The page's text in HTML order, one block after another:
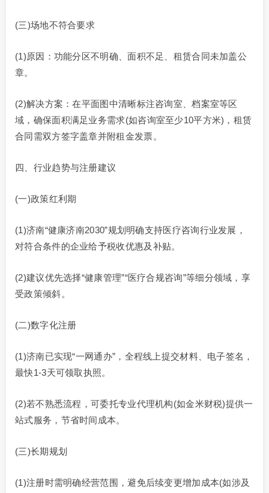
(三)场地不符合要求
(1)原因：功能分区不明确、面积不足、租赁合同未加盖公
章。
(2)解决方案：在平面图中清晰标注咨询室、档案室等区
域，确保面积满足业务需求(如咨询室至少10平方米)，租赁
合同需双方签字盖章并附租金发票。
四、行业趋势与注册建议
(一)政策红利期
(1)济南“健康济南2030”规划明确支持医疗咨询行业发展，
对符合条件的企业给予税收优惠及补贴。
(2)建议优先选择“健康管理”“医疗合规咨询”等细分领域，享
受政策倾斜。
(二)数字化注册
(1)济南已实现“一网通办”，全程线上提交材料、电子签名，
最快1-3天可领取执照。
(2)若不熟悉流程，可委托专业代理机构(如金米财税)提供一
站式服务，节省时间成本。
(三)长期规划
(1)注册时需明确经营范围，避免后续变更增加成本(如涉及